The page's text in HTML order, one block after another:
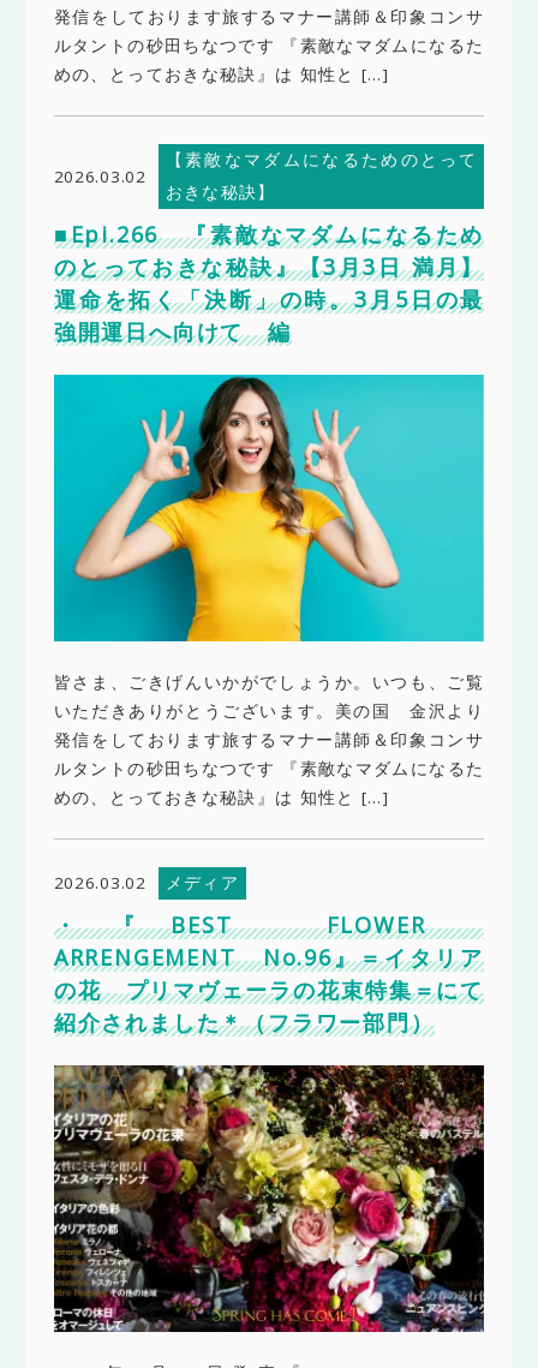
発信をしております旅するマナー講師＆印象コンサ
ルタントの砂田ちなつです 『素敵なマダムになるた
めの、とっておきな秘訣』は 知性と […]
2026.03.02
【素敵なマダムになるためのとって
おきな秘訣】
■Epi.266 『素敵なマダムになるため
のとっておきな秘訣』【3月3日 満月】
運命を拓く「決断」の時。3月5日の最
強開運日へ向けて 編
皆さま、ごきげんいかがでしょうか。いつも、ご覧
いただきありがとうございます。美の国 金沢より
発信をしております旅するマナー講師＆印象コンサ
ルタントの砂田ちなつです 『素敵なマダムになるた
めの、とっておきな秘訣』は 知性と […]
2026.03.02 メディア
・『BEST FLOWER
ARRENGEMENT No.96』＝イタリア
の花 プリマヴェーラの花束特集＝にて
紹介されました＊（フラワー部門）